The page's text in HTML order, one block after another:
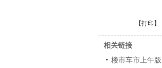
【打印 】
相关链接
楼市车市上午